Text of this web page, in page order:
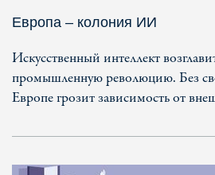
Европа – колония ИИ
Искусственный интеллект
промышленную революцию. Без
Европе грозит зависимость от